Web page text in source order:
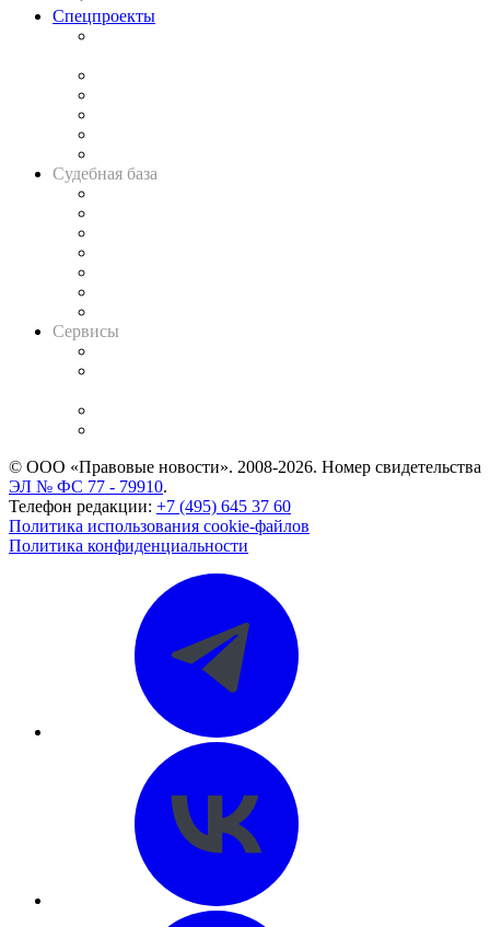
Спецпроекты
Судебная база
Сервисы
© ООО «Правовые новости». 2008-2026. Номер свидетельства
ЭЛ № ФС 77 - 79910.
Телефон редакции: +7 (495) 645 37 60
Политика использования cookie-файлов
Политика конфиденциальности